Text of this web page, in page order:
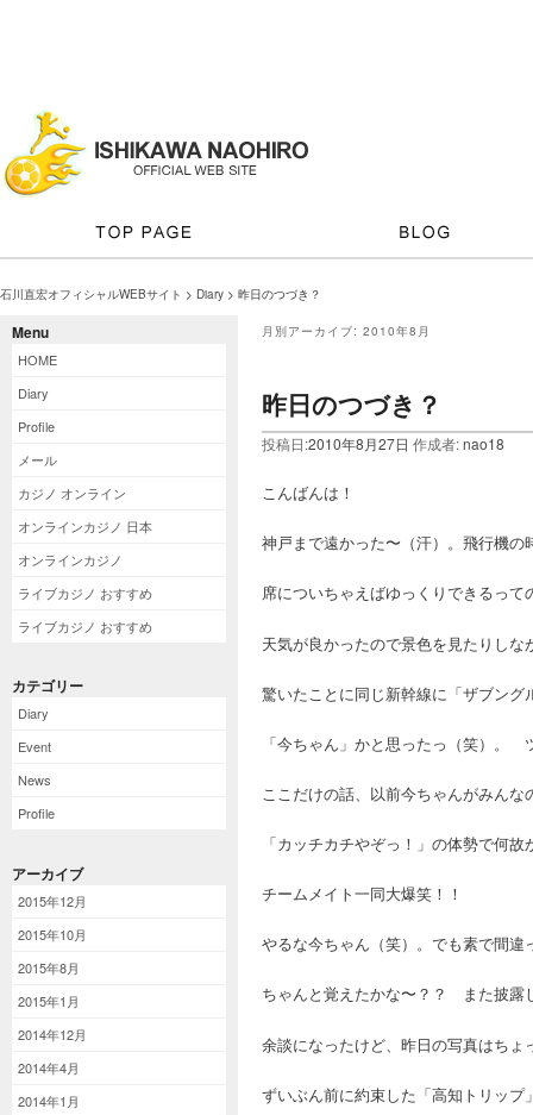
石川直宏オフィシャルWEBサイト > Diary > 昨日のつづき？
Menu
HOME
Diary
Profile
メール
カジノ オンライン
オンラインカジノ 日本
オンラインカジノ
ライブカジノ おすすめ
ライブカジノ おすすめ
カテゴリー
Diary
Event
News
Profile
アーカイブ
2015年12月
2015年10月
2015年8月
2015年1月
2014年12月
2014年4月
2014年1月
月別アーカイブ: 2010年8月
昨日のつづき？
投稿日:2010年8月27日 作成者:nao18
こんばんは！
神戸まで遠かった〜（汗）。飛行機
席についちゃえばゆっくりできるっ
天気が良かったので景色を見たりし
驚いたことに同じ新幹線に「ザブング
「今ちゃん」かと思ったっ（笑）。
ここだけの話、以前今ちゃんがみん
「カッチカチやぞっ！」の体勢で何
チームメイト一同大爆笑！！
やるな今ちゃん（笑）。でも素で間違
ちゃんと覚えたかな〜？？ また披露
余談になったけど、昨日の写真はち
ずいぶん前に約束した「高知トリッ